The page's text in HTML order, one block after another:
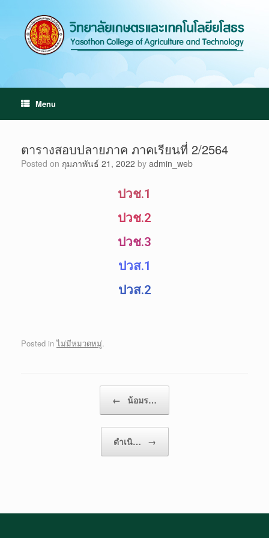
Menu
ตารางสอบปลายภาค ภาคเรียนที่ 2/2564
Posted on กุมภาพันธ์ 21, 2022 by admin_web
ปวช.1
ปวช.2
ปวช.3
ปวส.1
ปวส.2
Posted inไม่มีหมวดหมู่.
← น้อมร…
ดำเนิ… →